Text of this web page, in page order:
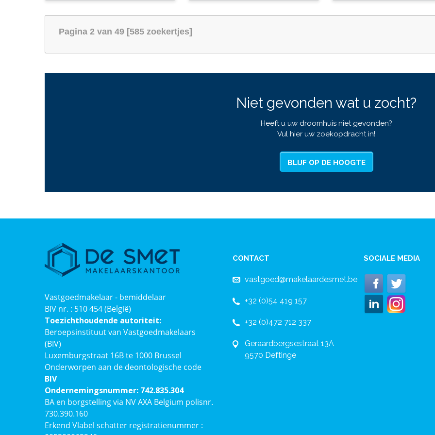
Pagina 2 van 49 [585 zoekertjes]
Niet gevonden wat u zocht?
Heeft u uw droomhuis niet gevonden?
Vul hier uw zoekopdracht in!
BLIJF OP DE HOOGTE
Vastgoedmakelaar - bemiddelaar
BIV nr. : 510 454 (België)
Toezichthoudende autoriteit:
Beroepsinstituut van Vastgoedmakelaars
(BIV)
Luxemburgstraat 16B te 1000 Brussel
Onderworpen aan de deontologische code
BIV
Ondernemingsnummer: 742.835.304
BA en borgstelling via NV AXA Belgium polisnr.
730.390.160
Erkend Vlabel schatter registratienummer :
CONTACT
vastgoed@makelaardesmet.be
+32 (0)54 419 157
+32 (0)472 712 337
Geraardbergsestraat 13A
9570 Deftinge
SOCIALE MEDIA